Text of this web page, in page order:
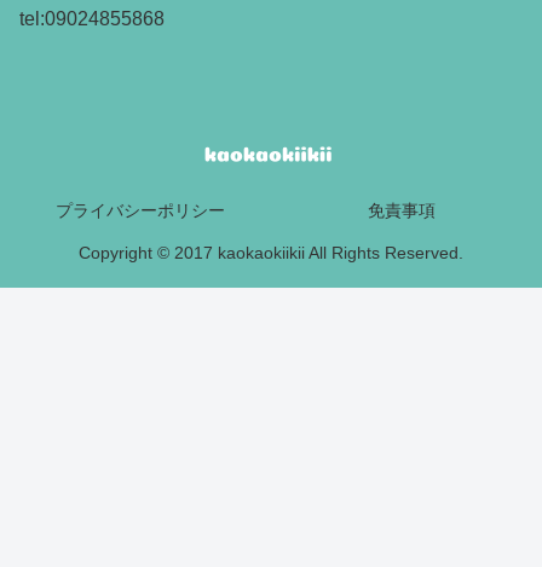
tel:09024855868
プライバシーポリシー 免責事項
Copyright © 2017 kaokaokiikii All Rights Reserved.